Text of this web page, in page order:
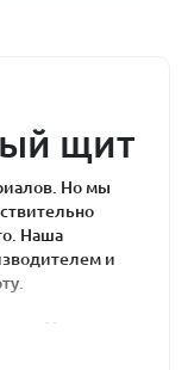
щит
Но мы
Наша
и